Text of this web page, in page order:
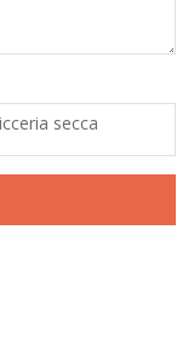
secca